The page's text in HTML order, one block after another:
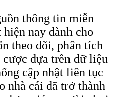
thông tin miễn
nay dành cho
theo dõi, phân tích
dựa trên dữ liệu
cập nhật liên tục
nhà cái đã trở thành